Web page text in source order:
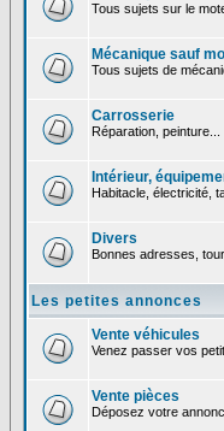
Tous sujets sur le
Mécanique sauf
Tous sujets de
Carrosserie
Réparation, peinture...
Intérieur,
Habitacle, électricité,
Divers
Bonnes adresses,
Les petites annonces
Vente véhicules
Venez passer vos
Vente pièces
Déposez votre